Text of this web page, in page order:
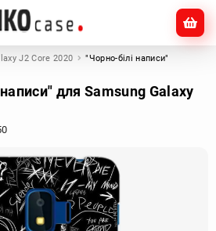
J2 Core 2020 "Чорно-білі написи"
для Samsung Galaxy